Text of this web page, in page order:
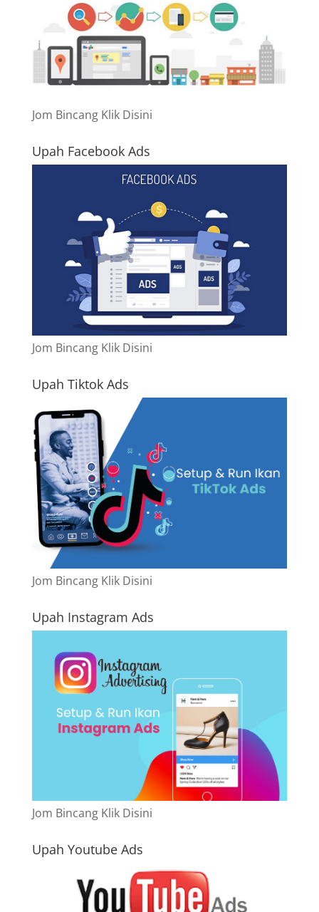
Jom Bincang Klik Disini
Upah Facebook Ads
Jom Bincang Klik Disini
Upah Tiktok Ads
Jom Bincang Klik Disini
Upah Instagram Ads
Jom Bincang Klik Disini
Upah Youtube Ads